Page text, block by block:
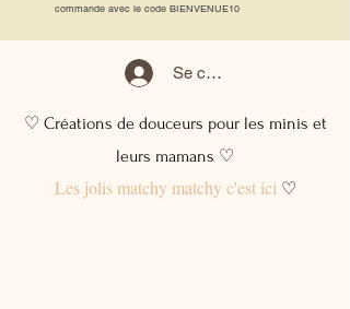
commande avec le code BIENVENUE10
Se connecter
♡ Créations de douceurs pour les minis et
leurs mamans ♡
Les jolis matchy matchy c'est ici♡